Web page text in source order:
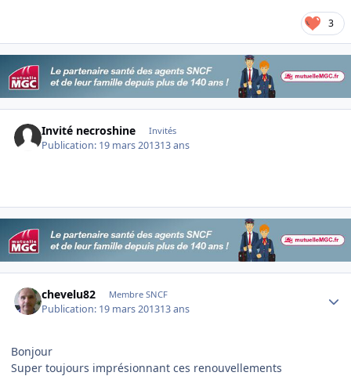
3
Invité necroshine Invités
Publication: 19 mars 201313 ans
chevelu82 Membre SNCF
Publication: 19 mars 201313 ans
Bonjour
Super toujours imprésionnant ces renouvellements